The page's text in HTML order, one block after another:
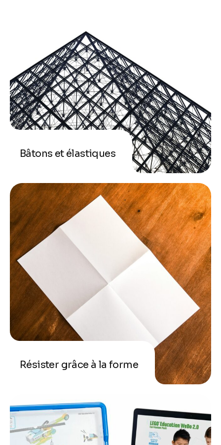
Bâtons et élastiques
Résister grâce à la forme